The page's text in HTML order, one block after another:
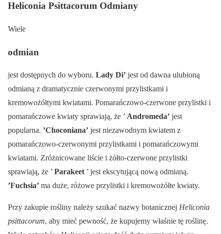
Heliconia Psittacorum Odmiany
Wiele
odmian
jest dostępnych do wyboru. Lady Di’ jest od dawna ulubioną
odmianą z dramatycznie czerwonymi przylistkami i
kremowożółtymi kwiatami. Pomarańczowo-czerwone przylistki i
pomarańczowe kwiaty sprawiają, że ’ Andromeda’ jest
popularna. ’Choconiana’ jest niezawodnym kwiatem z
pomarańczowo-czerwonymi przylistkami i pomarańczowymi
kwiatami. Zróżnicowane liście i żółto-czerwone przylistki
sprawiają, że ’ Parakeet ’ jest ekscytującą nową odmianą.
’Fuchsia’ ma duże, różowe przylistki i kremowożółte kwiaty.
Przy zakupie rośliny należy szukać nazwy botanicznej Heliconia
psittacorum, aby mieć pewność, że kupujemy właśnie tę roślinę.